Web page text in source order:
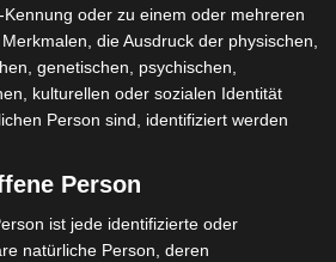
oder zu einem oder mehreren
die Ausdruck der physischen,
genetischen, psychischen,
kulturellen oder sozialen Identität
Person sind, identifiziert werden
Person
ist jede identifizierte oder
natürliche Person, deren